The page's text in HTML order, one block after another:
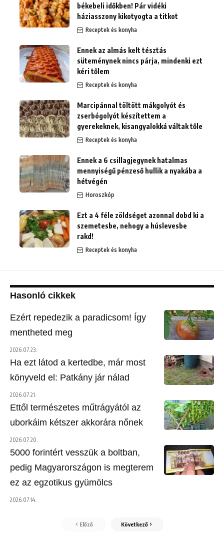
békebeli időkben! Pár vidéki
háziasszony kikotyogta a titkot
Receptek és konyha
Ennek az almás kelt tésztás
süteménynek nincs párja, mindenki ezt
kéri tőlem
Receptek és konyha
Marcipánnal töltött mákgolyót és
zserbógolyót készítettem a
gyerekeknek, kisangyalokká váltak tőle
Receptek és konyha
Ennek a 6 csillagjegynek hatalmas
mennyiségű pénzeső hullik a nyakába a
hétvégén
Horoszkóp
Ezt a 4 féle zöldséget azonnal dobd ki a
szemetesbe, nehogy a húslevesbe
rakd!
Receptek és konyha
Hasonló cikkek
Ezért repedezik a paradicsom! Így
mentheted meg
2026.07.23.
Ha ezt látod a kertedbe, már most
könyveld el: Patkány jár nálad
2026.07.21.
Ettől természetes műtrágyától az
uborkáim kétszer akkorára nőnek
2026.07.20.
5000 forintért vesszük a boltban,
pedig Magyarországon is megterem
ez az egzotikus gyümölcs
2026.07.14.
Előző Következő